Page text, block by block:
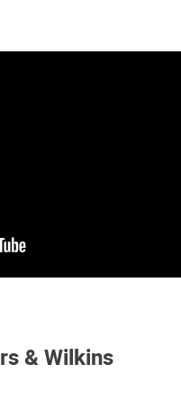
& Wilkins